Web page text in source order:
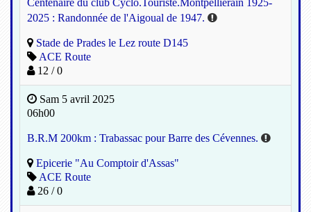
2025 : Randonnée de l'Aigoual de 1947.
Stade de Prades le Lez route D145
ACE Route
12 / 0
Sam 5 avril 2025
06h00
B.R.M 200km : Trabassac pour Barre des Cévennes.
Epicerie "Au Comptoir d'Assas"
ACE Route
26 / 0